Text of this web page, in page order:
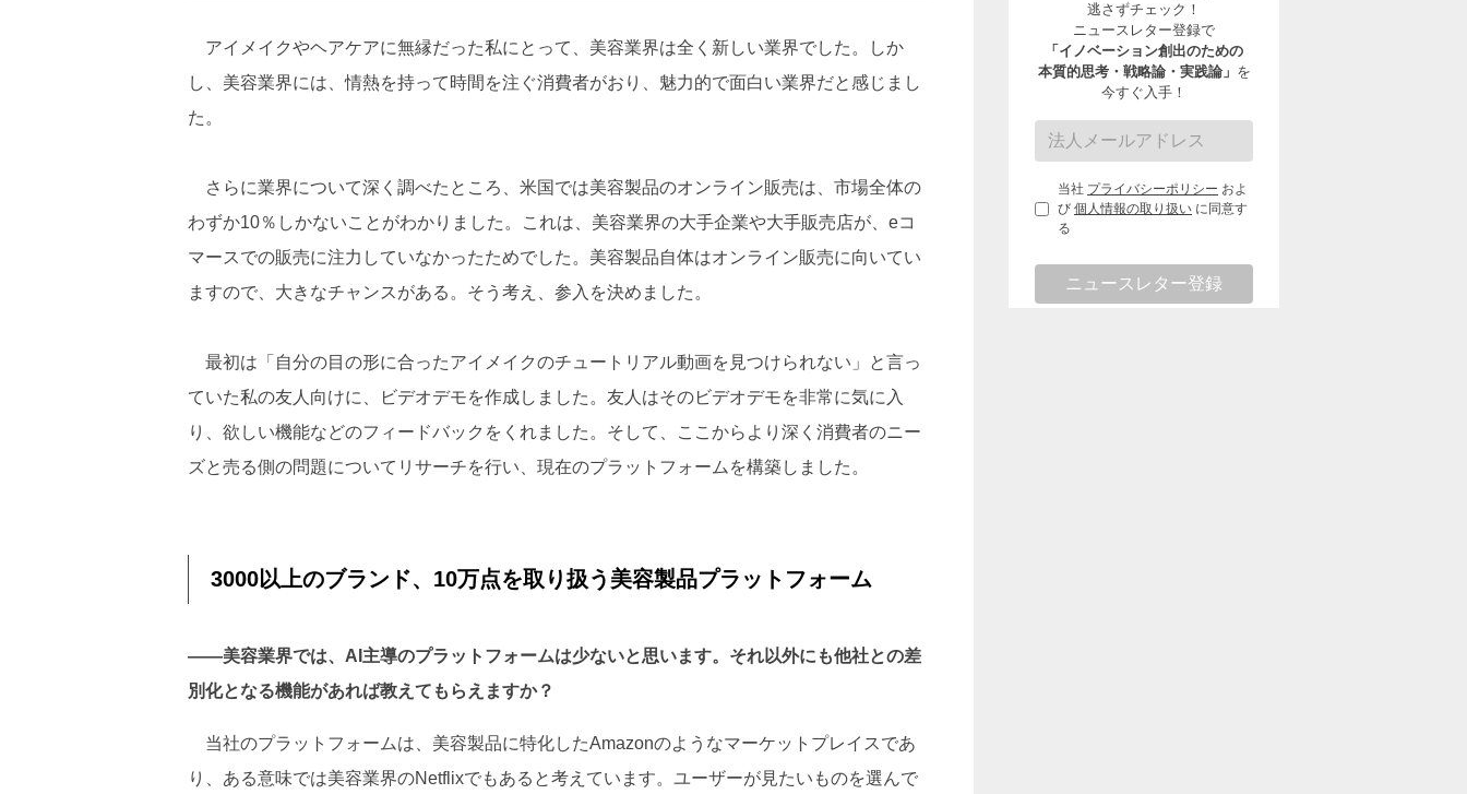
アイメイクやヘアケアに無縁だった私にとって、美容業界は全く新しい業界でした。しか
し、美容業界には、情熱を持って時間を注ぐ消費者がおり、魅力的で面白い業界だと感じまし
た。
さらに業界について深く調べたところ、米国では美容製品のオンライン販売は、市場全体の
わずか10％しかないことがわかりました。これは、美容業界の大手企業や大手販売店が、eコ
マースでの販売に注力していなかったためでした。美容製品自体はオンライン販売に向いてい
ますので、大きなチャンスがある。そう考え、参入を決めました。
最初は「自分の目の形に合ったアイメイクのチュートリアル動画を見つけられない」と言っ
ていた私の友人向けに、ビデオデモを作成しました。友人はそのビデオデモを非常に気に入
り、欲しい機能などのフィードバックをくれました。そして、ここからより深く消費者のニー
ズと売る側の問題についてリサーチを行い、現在のプラットフォームを構築しました。
3000以上のブランド、10万点を取り扱う美容製品プラットフォーム
――美容業界では、AI主導のプラットフォームは少ないと思います。それ以外にも他社との差
別化となる機能があれば教えてもらえますか？
当社のプラットフォームは、美容製品に特化したAmazonのようなマーケットプレイスであ
り、ある意味では美容業界のNetflixでもあると考えています。ユーザーが見たいものを選んで
逃さずチェック！
ニュースレター登録で
「イノベーション創出のための
本質的思考・戦略論・実践論」 を
今すぐ入手！
当社 プライバシーポリシー およ
び 個人情報の取り扱い に同意す
る